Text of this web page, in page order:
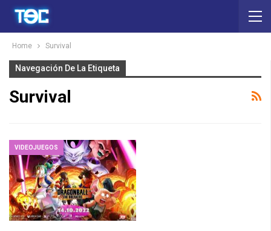
Home Survival
Navegación De La Etiqueta
Survival
VIDEOJUEGOS